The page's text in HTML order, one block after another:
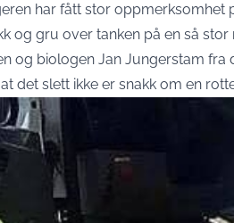
har fått stor oppmerksomhet
og gru over tanken på en så stor
og biologen Jan Jungerstam fra
det slett ikke er snakk om en